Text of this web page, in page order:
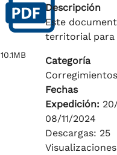
10.1MB
Descripción
Este
territorial para
Categoría
Fechas
Expedición:
08/11/2024
Descargas: 25